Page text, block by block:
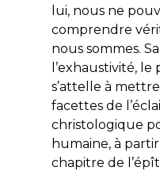
lui, nous ne
comprendre
nous sommes.
l’exhaustivité,
s’attelle à
facettes de
christologique
humaine, à
chapitre de